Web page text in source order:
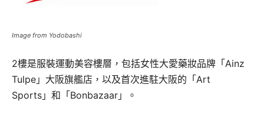
Image from Yodobashi
2樓是服裝運動美容樓層，包括女性大愛藥妝品牌「Ainz
Tulpe」大阪旗艦店，以及首次進駐大阪的「Art
Sports」和「Bonbazaar」。